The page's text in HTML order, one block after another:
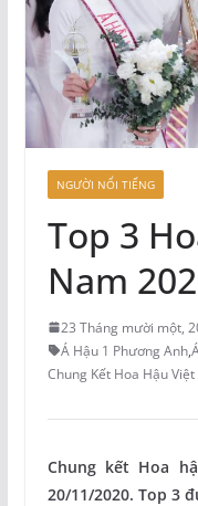
NGƯỜI NỔI TIẾNG
Top 3
Nam
23 Tháng mười một,
Á Hậu 1 Phương Anh,
Chung Kết Hoa Hậu
Chung kết Hoa
20/11/2020. Top 3